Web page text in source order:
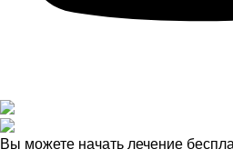
Вы можете начать лечение